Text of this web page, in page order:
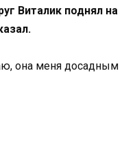
Виталик поднял на
она меня досадным